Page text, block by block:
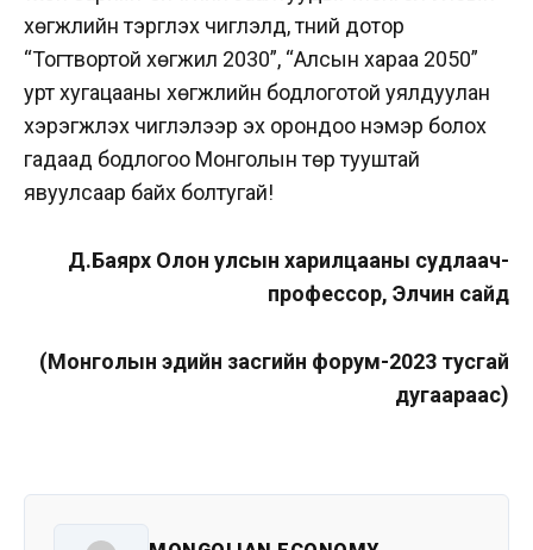
хөгжлийн тэргүүлэх чиглэлүүд, түүний дотор
“Тогтвортой хөгжил 2030”, “Алсын хараа 2050”
урт хугацааны хөгжлийн бодлоготой уялдуулан
хэрэгжүүлэх чиглэлээр эх орондоо нэмэр болох
гадаад бодлогоо Монголын төр тууштай
явуулсаар байх болтугай!
Д.Баярхүү Олон улсын харилцааны судлаач-
профессор, Элчин сайд
(Монголын эдийн засгийн форум-2023 тусгай
дугаараас)